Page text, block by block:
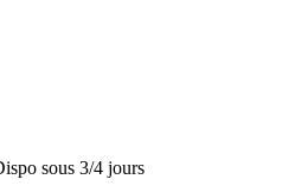
sous 3/4 jours